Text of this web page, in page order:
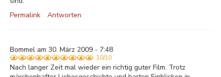
Permalink
Antworten
Bommel am 30. März 2009 - 7:48
10/10
Nach langer Zeit mal wieder ein richtig guter Film. Trotz